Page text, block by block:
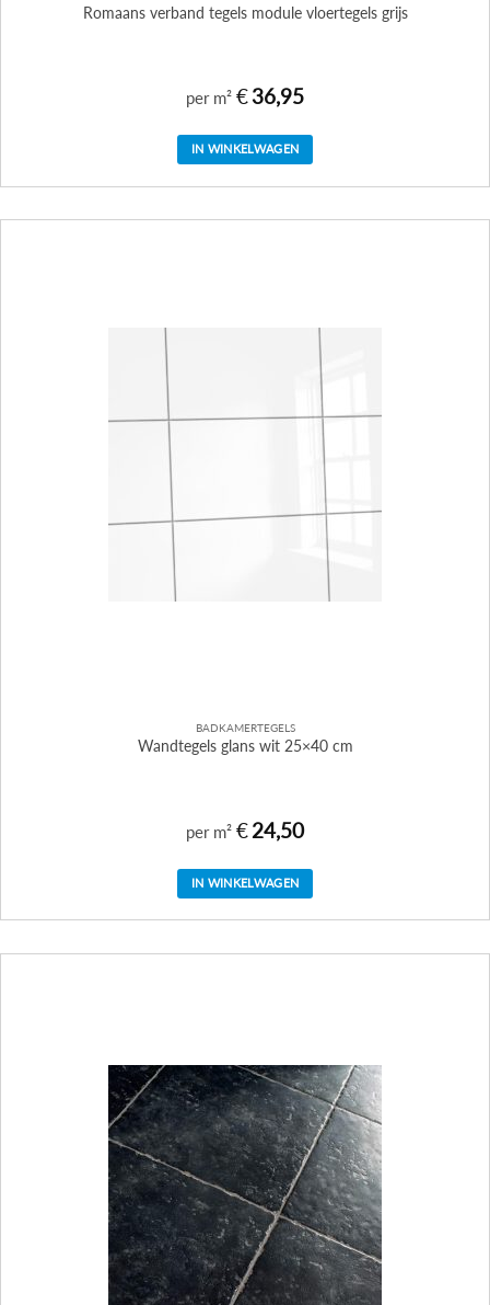
Romaans verband tegels module vloertegels grijs
per m² €36,95
IN WINKELWAGEN
BADKAMERTEGELS
Wandtegels glans wit 25×40 cm
per m² €24,50
IN WINKELWAGEN